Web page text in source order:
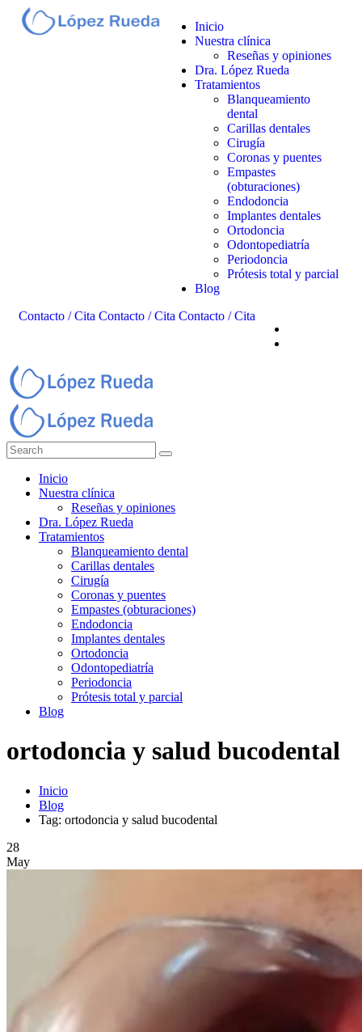
Inicio
Nuestra clínica
Reseñas y opiniones
Dra. López Rueda
Tratamientos
Blanqueamiento
dental
Carillas dentales
Cirugía
Coronas y puentes
Empastes
(obturaciones)
Endodoncia
Implantes dentales
Ortodoncia
Odontopediatría
Periodoncia
Prótesis total y parcial
Blog
Contacto / Cita Contacto / Cita Contacto / Cita
Inicio
Nuestra clínica
Reseñas y opiniones
Dra. López Rueda
Tratamientos
Blanqueamiento dental
Carillas dentales
Cirugía
Coronas y puentes
Empastes (obturaciones)
Endodoncia
Implantes dentales
Ortodoncia
Odontopediatría
Periodoncia
Prótesis total y parcial
Blog
ortodoncia y salud bucodental
Inicio
Blog
Tag: ortodoncia y salud bucodental
28
May